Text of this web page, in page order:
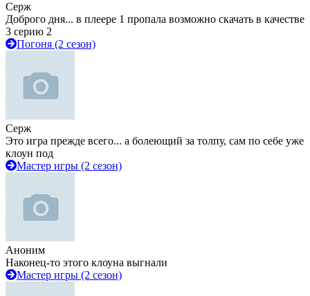
Серж
Доброго дня... в плеере 1 пропала возможно скачать в качестве
3 серию 2
Погоня (2 сезон)
Серж
Это игра прежде всего... а болеющий за толпу, сам по себе уже
клоун под
Мастер игры (2 сезон)
Аноним
Наконец-то этого клоуна выгнали
Мастер игры (2 сезон)